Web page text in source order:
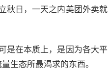
秋日，一天之内美团外卖就
是在本质上，是因为各大平
生态所最渴求的东西。